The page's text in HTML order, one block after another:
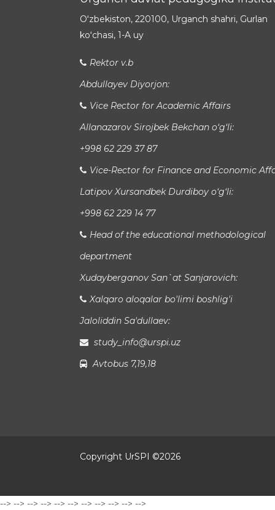
Oʻzbekiston, 220100, Urganch shahri, Gurlan
koʻchasi, 1-A uy
Rektor v.b
Abdullayev Diyorjon:
Vice Rector for Academic Affairs
Allanazarov Sirojbek Bekchan o‘g‘li:
+998 62 229 37 87
Vice-Rector for Finance and Economic
Latipov Xursandbek Durdiboy o‘g‘li:
+998 62 229 14 77
Head of the educational methodological
department
Xudayberganov San`at Sanjarovich:
Xalqaro aloqalar bo'limi boshlig'i
Jaloliddin Sa'dullaev:
study_info@urspi.uz
Avtobus 7,19,18
Copyright UrSPI ©2026
--> --> --> --> --> --> --> --> --> --> -->